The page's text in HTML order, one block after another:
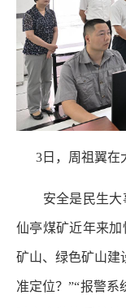
3日，周祖翼在
安全是民生大事
仙亭煤矿近年来
矿山、绿色矿山建
准定位？”“报警系